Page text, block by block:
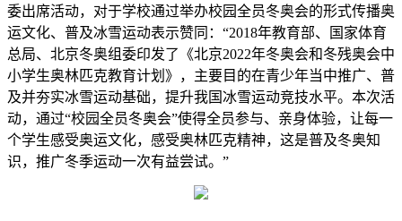
委出席活动，对于学校通过举办校园全员冬奥会的形式传播奥
运文化、普及冰雪运动表示赞同：“2018年教育部、国家体育
总局、北京冬奥组委印发了《北京2022年冬奥会和冬残奥会中
小学生奥林匹克教育计划》，主要目的在青少年当中推广、普
及并夯实冰雪运动基础，提升我国冰雪运动竞技水平。本次活
动，通过“校园全员冬奥会”使得全员参与、亲身体验，让每一
个学生感受奥运文化，感受奥林匹克精神，这是普及冬奥知
识，推广冬季运动一次有益尝试。”